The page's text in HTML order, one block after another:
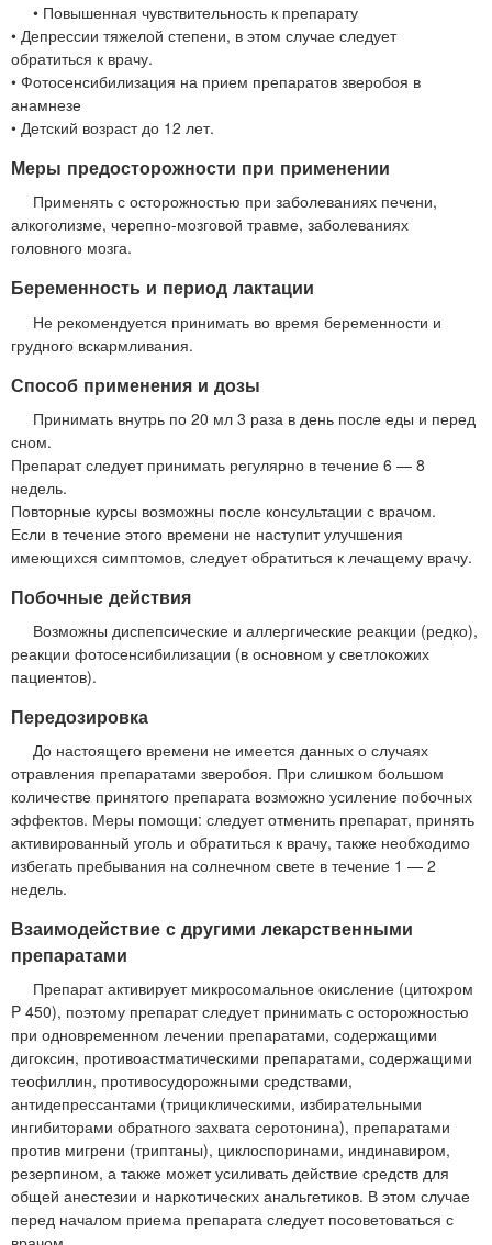
• Повышенная чувствительность к препарату
• Депрессии тяжелой степени, в этом случае следует
обратиться к врачу.
• Фотосенсибилизация на прием препаратов зверобоя в
анамнезе
• Детский возраст до 12 лет.
Меры предосторожности при применении
Применять с осторожностью при заболеваниях печени,
алкоголизме, черепно-мозговой травме, заболеваниях
головного мозга.
Беременность и период лактации
Не рекомендуется принимать во время беременности и
грудного вскармливания.
Способ применения и дозы
Принимать внутрь по 20 мл 3 раза в день после еды и перед
сном.
Препарат следует принимать регулярно в течение 6 — 8
недель.
Повторные курсы возможны после консультации с врачом.
Если в течение этого времени не наступит улучшения
имеющихся симптомов, следует обратиться к лечащему врачу.
Побочные действия
Возможны диспепсические и аллергические реакции (редко),
реакции фотосенсибилизации (в основном у светлокожих
пациентов).
Передозировка
До настоящего времени не имеется данных о случаях
отравления препаратами зверобоя. При слишком большом
количестве принятого препарата возможно усиление побочных
эффектов. Меры помощи: следует отменить препарат, принять
активированный уголь и обратиться к врачу, также необходимо
избегать пребывания на солнечном свете в течение 1 — 2
недель.
Взаимодействие с другими лекарственными
препаратами
Препарат активирует микросомальное окисление (цитохром
P 450), поэтому препарат следует принимать с осторожностью
при одновременном лечении препаратами, содержащими
дигоксин, противоастматическими препаратами, содержащими
теофиллин, противосудорожными средствами,
антидепрессантами (трициклическими, избирательными
ингибиторами обратного захвата серотонина), препаратами
против мигрени (триптаны), циклоспоринами, индинавиром,
резерпином, а также может усиливать действие средств для
общей анестезии и наркотических анальгетиков. В этом случае
перед началом приема препарата следует посоветоваться с